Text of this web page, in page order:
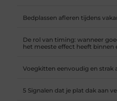
Bedplassen afleren tijdens
De rol van timing: wanneer
het meeste effect heeft binnen
Voegkitten eenvoudig en strak
5 Signalen dat je plat dak aan